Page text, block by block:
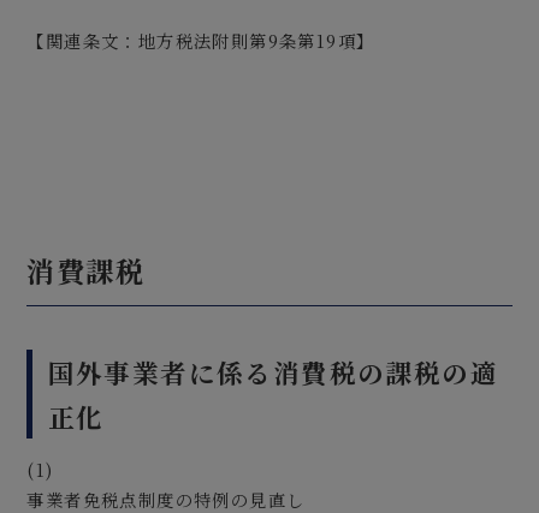
【関連条文：地方税法附則第9条第19項】
消費課税
国外事業者に係る消費税の課税の適
正化
(1)
事業者免税点制度の特例の見直し